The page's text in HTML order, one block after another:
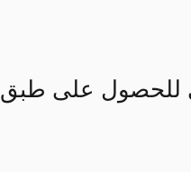
للحصول على طبق